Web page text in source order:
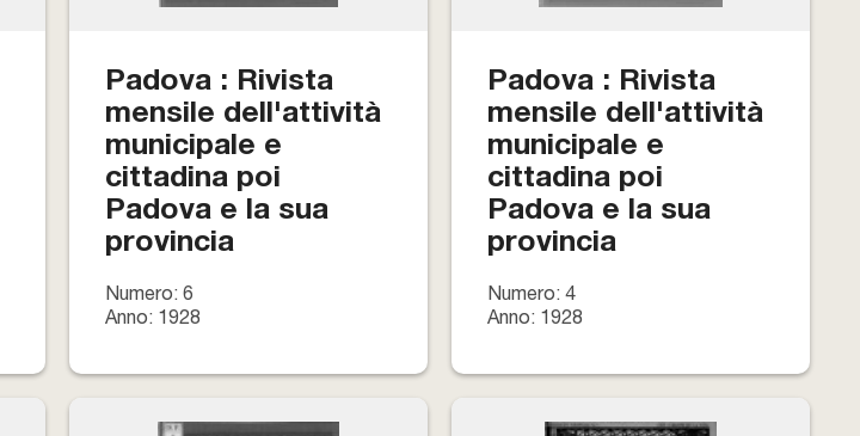
Padova : Rivista
mensile dell'attività
municipale e
cittadina poi
Padova e la sua
provincia
Numero: 6
Anno: 1928
Padova : Rivista
mensile dell'attività
municipale e
cittadina poi
Padova e la sua
provincia
Numero: 4
Anno: 1928